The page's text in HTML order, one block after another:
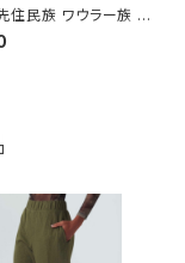
住民族 ワウラー族 ビ
レット 1.5cm幅 内周